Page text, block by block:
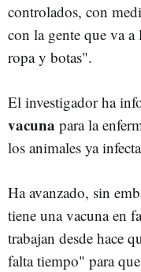
controlados, con
con la gente que va a
ropa y botas".
El investigador ha
vacuna para la
los animales ya
Ha avanzado, sin
tiene una vacuna en
trabajan desde hace
falta tiempo" para